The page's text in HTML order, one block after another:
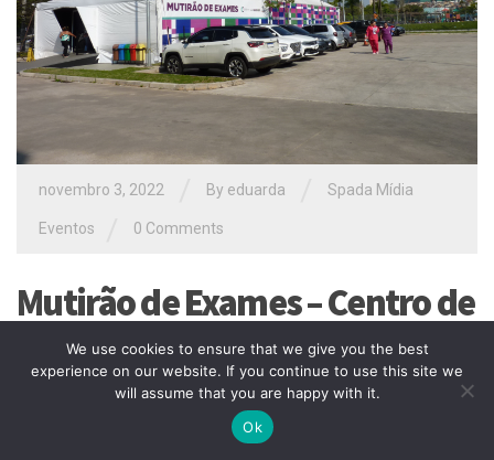
novembro 3, 2022 By eduarda Spada Mídia
Eventos 0 Comments
Mutirão de Exames – Centro de
Diagnótisco de Barueri
O Centro de Diagnósticos de Barueri, do Instituto Cisne de
Ensino e Pesquisa – ICEPES, é considerado um dos
We use cookies to ensure that we give you the best
experience on our website. If you continue to use this site we
will assume that you are happy with it.
Ok